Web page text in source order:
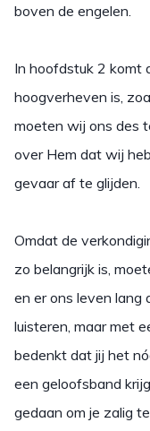
boven de engelen.
In hoofdstuk 2 komt
hoogverheven is,
moeten wij ons des
over Hem dat wij
gevaar af te glijden.
Omdat de
zo belangrijk is,
en er ons leven lang
luisteren, maar met
bedenkt dat jij het
een geloofsband
gedaan om je zalig